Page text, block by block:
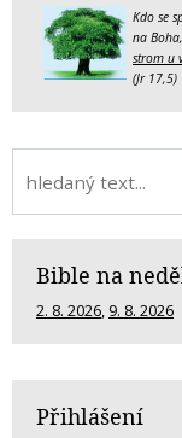
Kdo se
na
strom u
(Jr 17,5)
Bible na
2. 8. 2026, 9. 8. 2026
Přihlášení